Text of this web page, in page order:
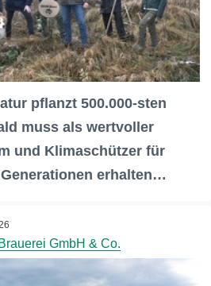
pflanzt 500.000-sten
muss als wertvoller
und Klimaschützer für
erhalten…
GmbH & Co.